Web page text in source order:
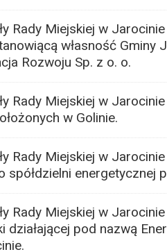
Rady Miejskiej w
własność Gminy
Rozwoju Sp. z o. o.
Rady Miejskiej w
w Golinie.
Rady Miejskiej w
spółdzielni energetycznej
Rady Miejskiej w
działającej pod nazwą